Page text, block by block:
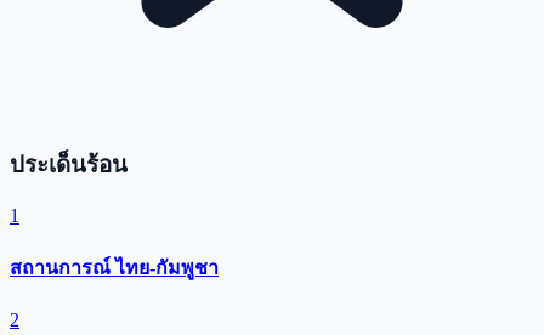
ประเด็นร้อน
1
สถานการณ์ ไทย-กัมพูชา
2